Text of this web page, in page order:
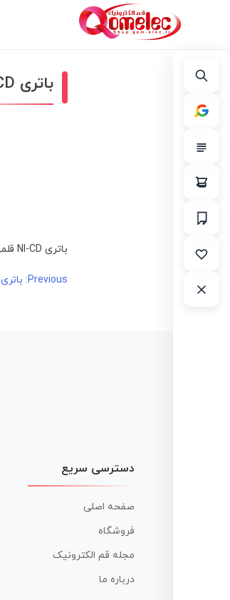
باتری NI-CD قلمی سرتخت 700 میلی آمپر
باتری NI-CD قلمی سرتخت 700 میلی آمپر
راهبری
Previous: باتری NI-CD قلمی سرتخت 700 میلی آمپر
دسترسی سریع
صفحه اصلی
فروشگاه
مجله قم الکترونیک
درباره ما